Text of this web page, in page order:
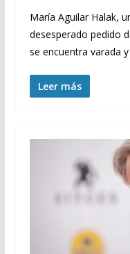
María Aguilar Halak,
desesperado pedido
se encuentra varada
Leer más